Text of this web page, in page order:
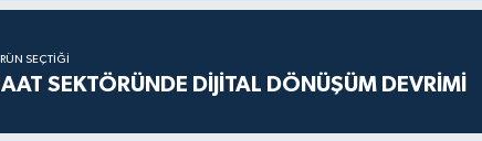
SEÇTIĞI
SEKTÖRÜNDE DİJİTAL DÖNÜŞÜM DEVRİMİ